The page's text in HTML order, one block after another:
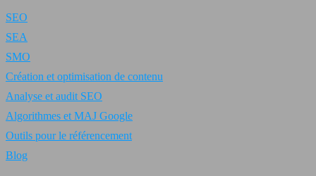
SEO
SEA
SMO
Création et optimisation de contenu
Analyse et audit SEO
Algorithmes et MAJ Google
Outils pour le référencement
Blog